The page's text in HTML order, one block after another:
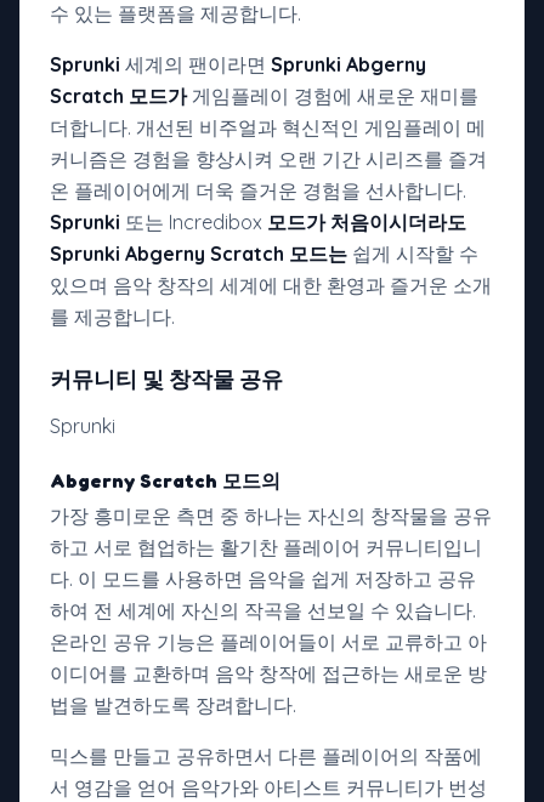
수 있는 플랫폼을 제공합니다.
Sprunki 세계의 팬이라면 Sprunki Abgerny
Scratch 모드가게임플레이 경험에 새로운 재미를
더합니다. 개선된 비주얼과 혁신적인 게임플레이 메
커니즘은 경험을 향상시켜 오랜 기간 시리즈를 즐겨
온 플레이어에게 더욱 즐거운 경험을 선사합니다.
Sprunki 또는 Incredibox 모드가 처음이시더라도
Sprunki Abgerny Scratch 모드는 쉽게 시작할 수
있으며 음악 창작의 세계에 대한 환영과 즐거운 소개
를 제공합니다.
커뮤니티 및 창작물 공유
Sprunki
Abgerny Scratch 모드의
가장 흥미로운 측면 중 하나는 자신의 창작물을 공유
하고 서로 협업하는 활기찬 플레이어 커뮤니티입니
다. 이 모드를 사용하면 음악을 쉽게 저장하고 공유
하여 전 세계에 자신의 작곡을 선보일 수 있습니다.
온라인 공유 기능은 플레이어들이 서로 교류하고 아
이디어를 교환하며 음악 창작에 접근하는 새로운 방
법을 발견하도록 장려합니다.
믹스를 만들고 공유하면서 다른 플레이어의 작품에
서 영감을 얻어 음악가와 아티스트 커뮤니티가 번성